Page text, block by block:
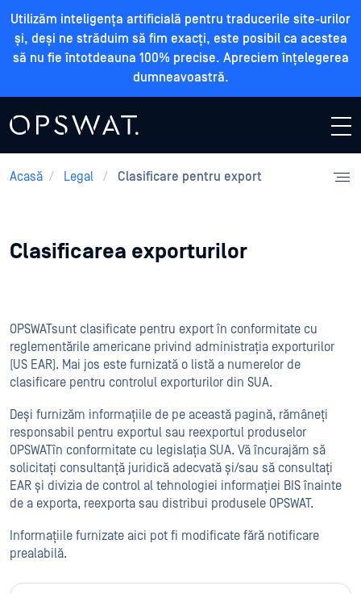
Utilizăm inteligența artificială pentru traducerile site-urilor
și, deși ne străduim să fim exacți, este posibil ca acestea
să nu fie întotdeauna 100% precise. Apreciem înțelegerea
dumneavoastră.
Acasă / Legal / Clasificare pentru export
Clasificarea exporturilor
OPSWATsunt clasificate pentru export în conformitate cu
reglementările americane privind administrația exporturilor
(US EAR). Mai jos este furnizată o listă a numerelor de
clasificare pentru controlul exporturilor din SUA.
Deși furnizăm informațiile de pe această pagină, rămâneți
responsabil pentru exportul sau reexportul produselor
OPSWATîn conformitate cu legislația SUA. Vă încurajăm să
solicitați consultanță juridică adecvată și/sau să consultați
EAR și divizia de control al tehnologiei informației BIS înainte
de a exporta, reexporta sau distribui produsele OPSWAT.
Informațiile furnizate aici pot fi modificate fără notificare
prealabilă.